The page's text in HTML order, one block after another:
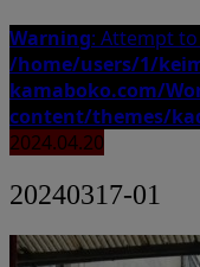
Warning: Attempt
/home/users/1/
kamaboko.com/
content/themes/
2024.04.20
20240317-01